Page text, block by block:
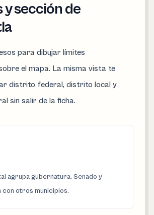
sección de
para dibujar límites
el mapa. La misma vista te
distrito federal, distrito local y
sin salir de la ficha.
agrupa gubernatura, Senado y
otros municipios.